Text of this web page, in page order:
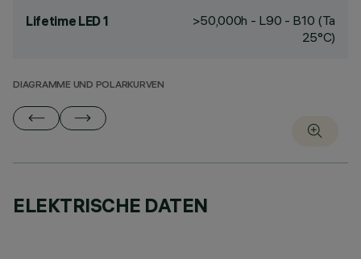
Lifetime LED 1
>50,000h - L90 - B10 (Ta
25°C)
DIAGRAMME UND POLARKURVEN
ELEKTRISCHE DATEN